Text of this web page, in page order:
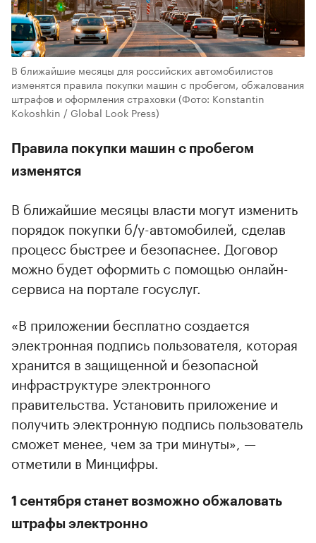
В ближайшие месяцы для российских автомобилистов
изменятся правила покупки машин с пробегом, обжалования
штрафов и оформления страховки(Фото: Konstantin
Kokoshkin / Global Look Press)
Правила покупки машин с пробегом
изменятся
В ближайшие месяцы власти могут изменить
порядок покупки б/у-автомобилей, сделав
процесс быстрее и безопаснее. Договор
можно будет оформить с помощью онлайн-
сервиса на портале госуслуг.
«В приложении бесплатно создается
электронная подпись пользователя, которая
хранится в защищенной и безопасной
инфраструктуре электронного
правительства. Установить приложение и
получить электронную подпись пользователь
сможет менее, чем за три минуты», —
отметили в Минцифры.
1 сентября станет возможно обжаловать
штрафы электронно